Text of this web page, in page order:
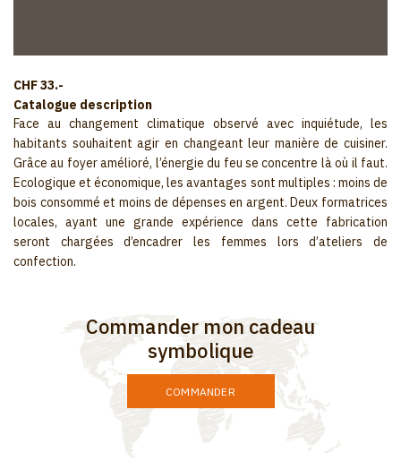
CHF 33.-
Catalogue description
Face au changement climatique observé avec inquiétude, les
habitants souhaitent agir en changeant leur manière de cuisiner.
Grâce au foyer amélioré, l’énergie du feu se concentre là où il faut.
Ecologique et économique, les avantages sont multiples : moins de
bois consommé et moins de dépenses en argent. Deux formatrices
locales, ayant une grande expérience dans cette fabrication
seront chargées d’encadrer les femmes lors d’ateliers de
confection.
Commander mon cadeau
symbolique
COMMANDER